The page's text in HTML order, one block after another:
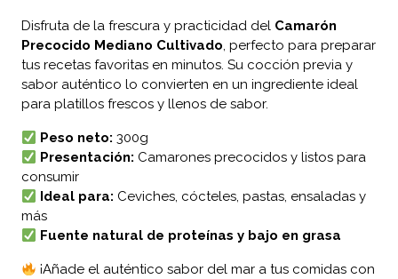
Disfruta de la frescura y practicidad del Camarón
Precocido Mediano Cultivado, perfecto para preparar
tus recetas favoritas en minutos. Su cocción previa y
sabor auténtico lo convierten en un ingrediente ideal
para platillos frescos y llenos de sabor.
Peso neto: 300g
Presentación: Camarones precocidos y listos para
consumir
Ideal para: Ceviches, cócteles, pastas, ensaladas y
más
Fuente natural de proteínas y bajo en grasa
¡Añade el auténtico sabor del mar a tus comidas con